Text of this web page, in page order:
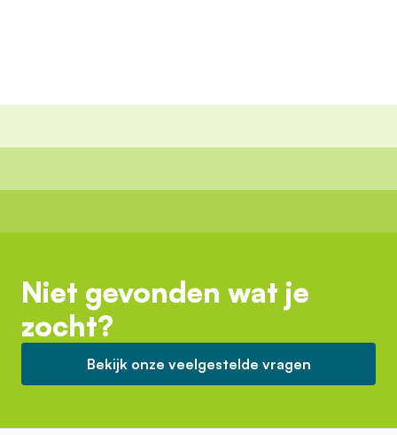
Niet gevonden wat je
zocht?
Bekijk onze veelgestelde vragen